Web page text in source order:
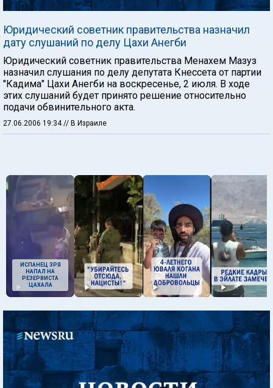
Юридический советник правительства назначил
дату слушаний по делу Цахи Анегби
Юридический советник правительства Менахем Мазуз
назначил слушания по делу депутата Кнессета от партии
"Кадима" Цахи Анегби на воскресенье, 2 июля. В ходе
этих слушаний будет принято решение относительно
подачи обвинительного акта.
27.06.2006 19:34 // В Израиле
ИСПАНЕЦ ЗРЯ
НАПАЛ НА
РЕЗЕРВИСТА
ЦАХАЛА